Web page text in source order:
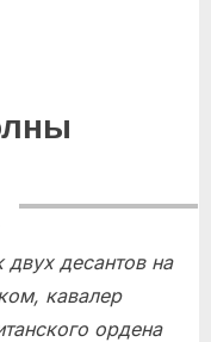
десантов на
кавалер
ордена